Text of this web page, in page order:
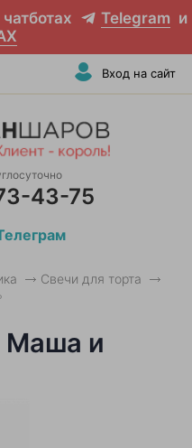
Telegram и
Вход на сайт
43-75
Свечи для торта
Маша и